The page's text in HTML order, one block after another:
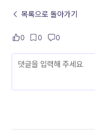
← 목록으로 돌아가기
0 0 0